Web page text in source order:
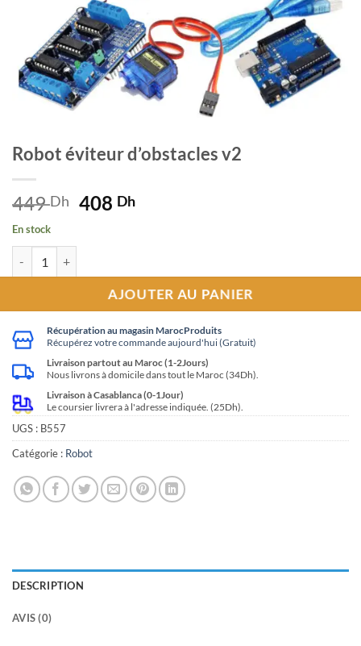
Robot éviteur d’obstacles v2
449Dh Le
449 Dh.
408 Dh
408 Dh.
En stock
quantité de Robot éviteur d'obstacles v2
AJOUTER AU PANIER
Récupération au magasin MarocProduits
Récupérez votre commande aujourd'hui (Gratuit)
Livraison partout au Maroc (1-2Jours)
Nous livrons à domicile dans tout le Maroc (34Dh).
Livraison à Casablanca (0-1Jour)
Le coursier livrera à l'adresse indiquée. (25Dh).
UGS : B557
Catégorie : Robot
DESCRIPTION
AVIS (0)